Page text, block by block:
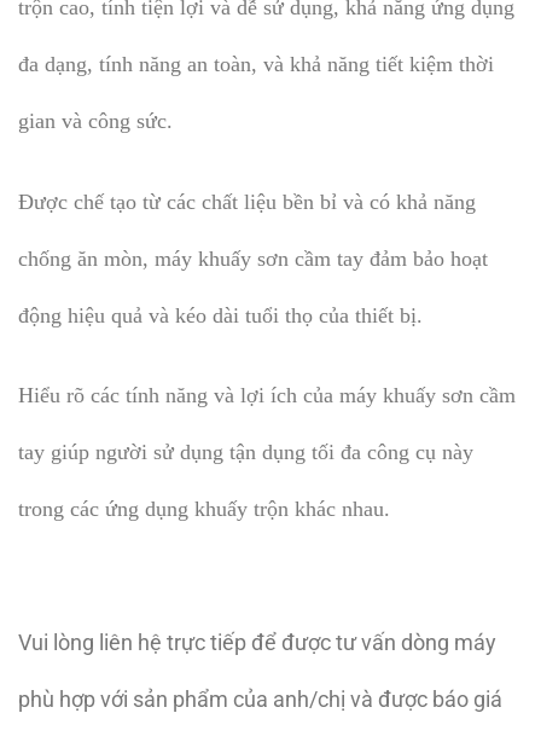
trộn cao, tính tiện lợi và dễ sử dụng, khả năng ứng dụng
đa dạng, tính năng an toàn, và khả năng tiết kiệm thời
gian và công sức.
Được chế tạo từ các chất liệu bền bỉ và có khả năng
chống ăn mòn, máy khuấy sơn cầm tay đảm bảo hoạt
động hiệu quả và kéo dài tuổi thọ của thiết bị.
Hiểu rõ các tính năng và lợi ích của máy khuấy sơn cầm
tay giúp người sử dụng tận dụng tối đa công cụ này
trong các ứng dụng khuấy trộn khác nhau.
Vui lòng liên hệ trực tiếp để được tư vấn dòng máy
phù hợp với sản phẩm của anh/chị và được báo giá